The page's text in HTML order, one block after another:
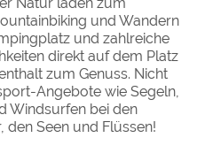
und Wandern
und zahlreiche
direkt auf dem Platz
zum Genuss. Nicht
Angebote wie Segeln,
Windsurfen bei den
den Seen und Flüssen!